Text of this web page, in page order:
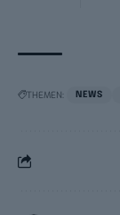
THEMEN: NEWS